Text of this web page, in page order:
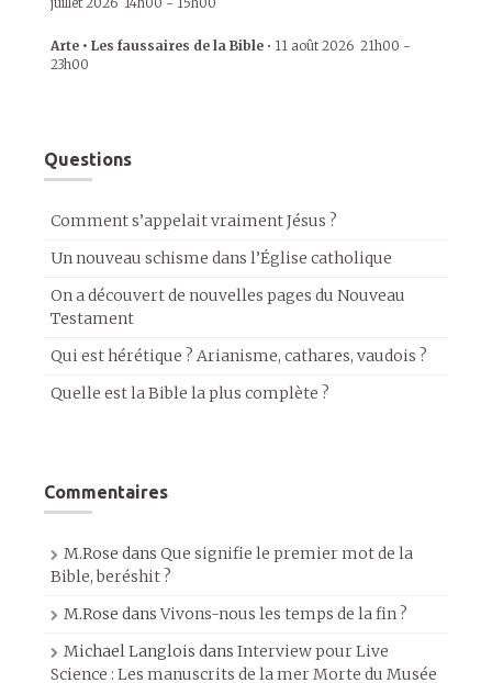
Arte • Les faussaires de la Bible • 11 août 2026 21h00 -
23h00
Questions
Comment s’appelait vraiment Jésus ?
Un nouveau schisme dans l’Église catholique
On a découvert de nouvelles pages du Nouveau
Testament
Qui est hérétique ? Arianisme, cathares, vaudois ?
Quelle est la Bible la plus complète ?
Commentaires
M.Rose dans Que signifie le premier mot de la
Bible, beréshit ?
M.Rose dansVivons-nous les temps de la fin ?
Michael Langlois dans Interview pour Live
Science : Les manuscrits de la mer Morte du Musée